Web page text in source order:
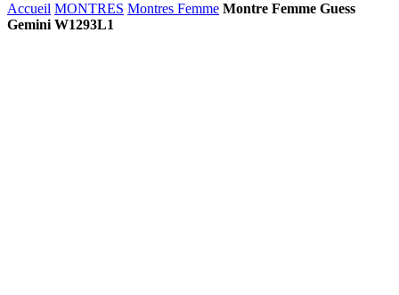
Accueil MONTRES Montres Femme Montre Femme Guess
Gemini W1293L1